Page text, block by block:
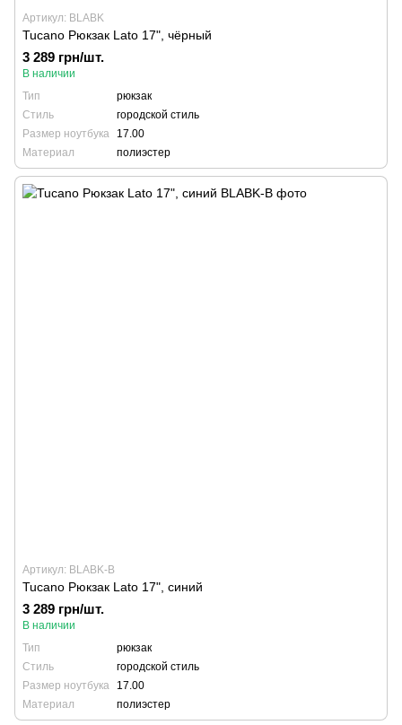
Артикул: BLABK
Tucano Рюкзак Lato 17", чёрный
3 289 грн/шт.
В наличии
Тип
рюкзак
Стиль
городской стиль
Размер ноутбука
17.00
Материал
полиэстер
Артикул: BLABK-B
Tucano Рюкзак Lato 17", синий
3 289 грн/шт.
В наличии
Тип
рюкзак
Стиль
городской стиль
Размер ноутбука
17.00
Материал
полиэстер